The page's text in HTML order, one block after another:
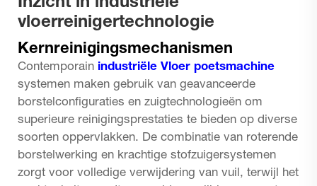
vloerreinigertechnologie
Kernreinigingsmechanismen
Contemporain industriële Vloer poetsmachine
systemen maken gebruik van geavanceerde
borstelconfiguraties en zuigtechnologieën om
superieure reinigingsprestaties te bieden op diverse
soorten oppervlakken. De combinatie van roterende
borstelwerking en krachtige stofzuigersystemen
zorgt voor volledige verwijdering van vuil, terwijl het